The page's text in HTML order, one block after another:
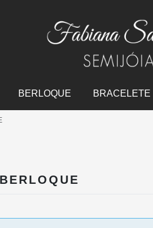
BERLOQUE BRACELETE